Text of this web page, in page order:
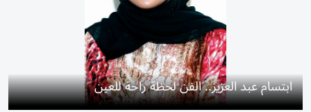
ابتسام عبد العزيز.. الفن لحظة راحة للعين